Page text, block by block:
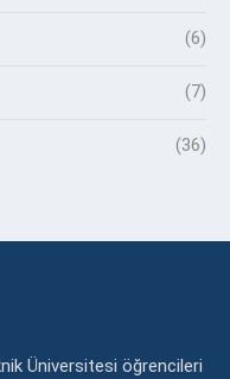
(6)
(7)
(36)
Üniversitesi öğrencileri